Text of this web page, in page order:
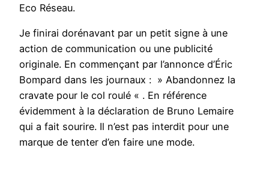
Eco Réseau.
Je finirai dorénavant par un petit signe à une
action de communication ou une publicité
originale. En commençant par l’annonce d’Éric
Bompard dans les journaux : » Abandonnez la
cravate pour le col roulé « . En référence
évidemment à la déclaration de Bruno Lemaire
qui a fait sourire. Il n’est pas interdit pour une
marque de tenter d’en faire une mode.